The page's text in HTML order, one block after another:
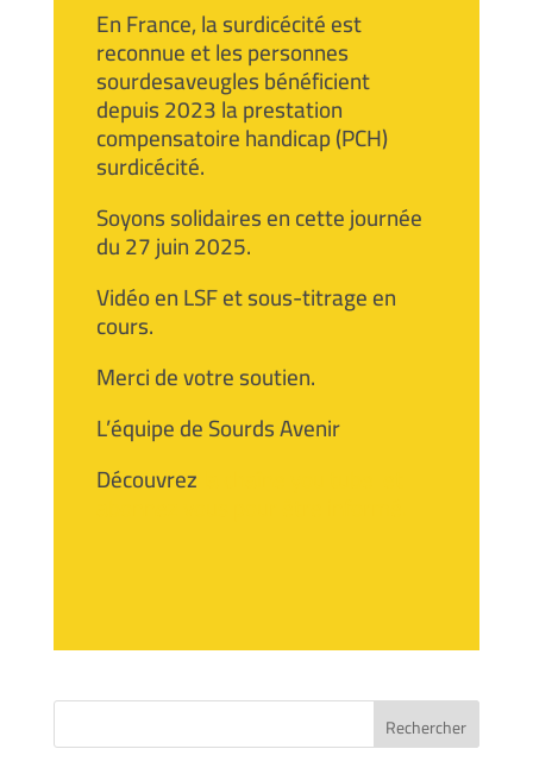
En France, la surdicécité est
reconnue et les personnes
sourdesaveugles bénéficient
depuis 2023 la prestation
compensatoire handicap (PCH)
surdicécité.
Soyons solidaires en cette journée
du 27 juin 2025.
Vidéo en LSF et sous-titrage en
cours.
Merci de votre soutien.
L’équipe de Sourds Avenir
Découvrez